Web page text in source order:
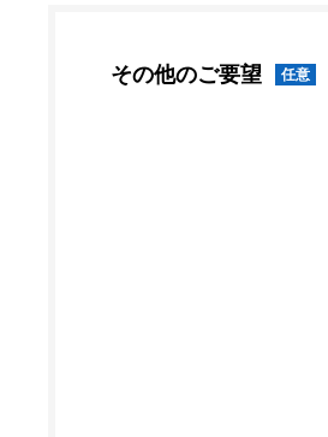
その他のご要望 任意